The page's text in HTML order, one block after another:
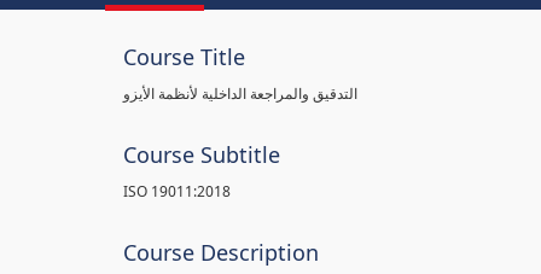
Course Title
التدقيق والمراجعة الداخلية لأنظمة الأيزو
Course Subtitle
ISO 19011:2018
Course Description